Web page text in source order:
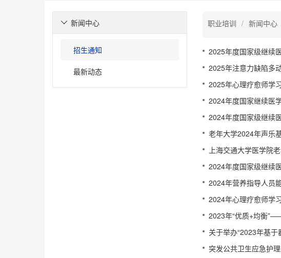
新闻中心

招生通知
最新动态
职业培训 / 新闻中心
2025年度国家级继续
2025年注意力缺陷多
2025年心理疗愈师学
2024年度国家继续医
2024年度国家级继续
老年大学2024年声乐
上海交通大学医学院
2024年度国家级继续
2024年营养指导人员
2024年心理疗愈师学
2023年“优质+均衡
关于举办“2023年基
突发公共卫生应急护